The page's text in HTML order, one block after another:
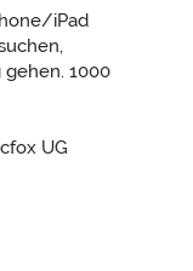
iPad
1000
UG